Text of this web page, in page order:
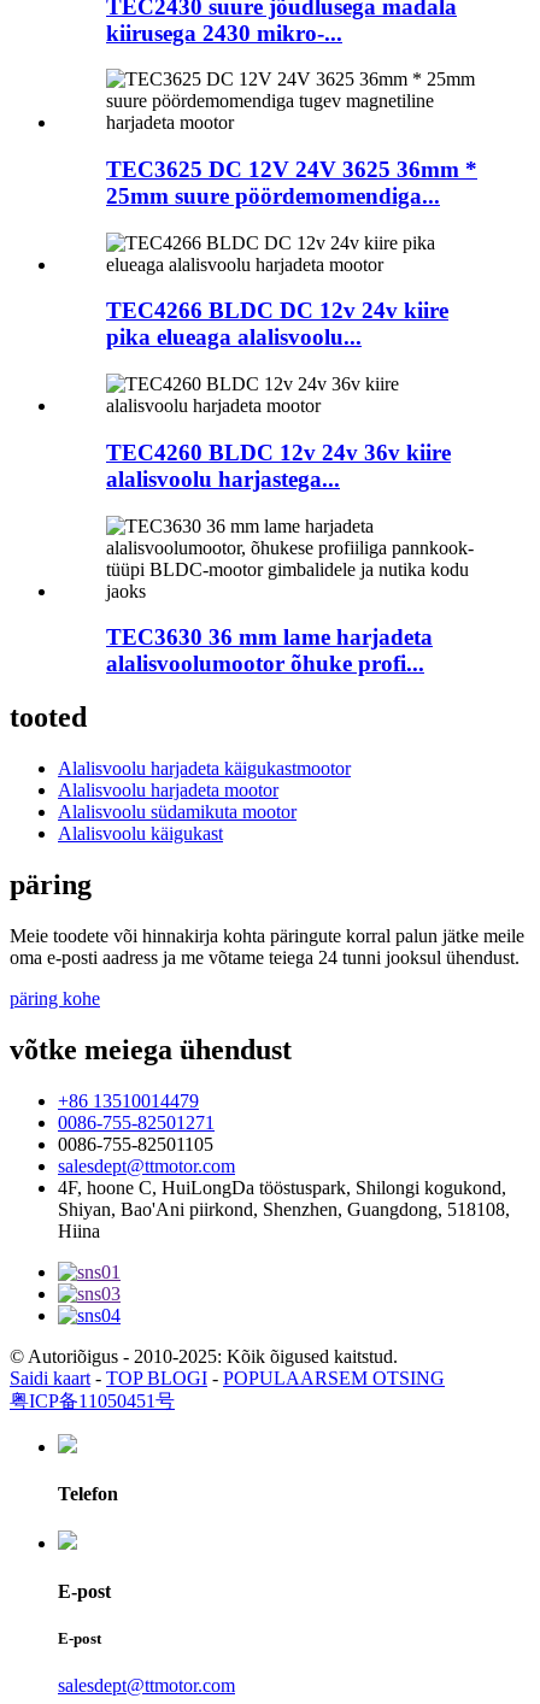
TEC2430 suure jõudlusega madala
kiirusega 2430 mikro-...
TEC3625 DC 12V 24V 3625 36mm *
25mm suure pöördemomendiga...
TEC4266 BLDC DC 12v 24v kiire
pika elueaga alalisvoolu...
TEC4260 BLDC 12v 24v 36v kiire
alalisvoolu harjastega...
TEC3630 36 mm lame harjadeta
alalisvoolumootor õhuke profi...
tooted
Alalisvoolu harjadeta käigukastmootor
Alalisvoolu harjadeta mootor
Alalisvoolu südamikuta mootor
Alalisvoolu käigukast
päring
Meie toodete või hinnakirja kohta päringute korral palun jätke meile
oma e-posti aadress ja me võtame teiega 24 tunni jooksul ühendust.
päring kohe
võtke meiega ühendust
+86 13510014479
0086-755-82501271
0086-755-82501105
salesdept@ttmotor.com
4F, hoone C, HuiLongDa tööstuspark, Shilongi kogukond,
Shiyan, Bao'Ani piirkond, Shenzhen, Guangdong, 518108,
Hiina
© Autoriõigus - 2010-2025: Kõik õigused kaitstud.
Saidi kaart - TOP BLOGI - POPULAARSEM OTSING
粤ICP备11050451号
Telefon
E-post
E-post
salesdept@ttmotor.com